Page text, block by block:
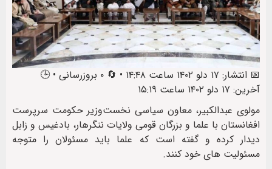
📅 انتشار: ۱۷ دلو ۱۴۰۲ ساعت ۱۴:۴۸ • 🔄 ۰ بروزرسانی • 🕒
آخرین: ۱۷ دلو ۱۴۰۲ ساعت ۱۵:۱۹
مولوی عبدالکبیر، معاون سیاسی نخست‌وزیر حکومت سرپرست
افغانستان با علما و بزرگان قومی ولایات ننگرهار، بادغیس و زابل
دیدار کرده و گفته است که علما باید مسئولان را متوجه
مسئولیت های خود کنند.